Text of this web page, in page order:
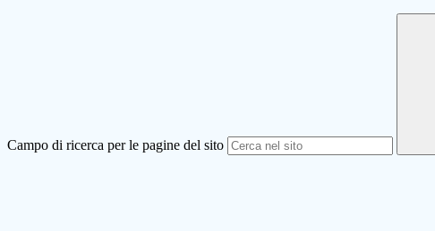
Campo di ricerca per le pagine del sito